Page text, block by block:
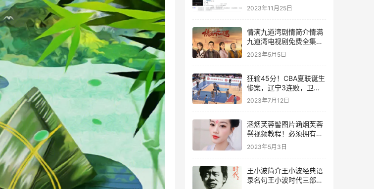
2023年11月25日
情满九道湾剧情简介情满
九道湾电视剧免费全集播
出在线看观看-星空影视
2023年5月5日
狂输45分！CBA夏联诞生
惨案，辽宁3连败，卫冕
冠军未来堪忧！
2023年7月12日
涵烟芙蓉髻图片涵烟芙蓉
髻视频教程！必须拥有的
魅力发型！
2023年5月3日
王小波简介王小波经典语
录名句王小波时代三部曲